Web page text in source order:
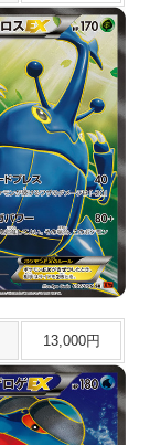
13,000円